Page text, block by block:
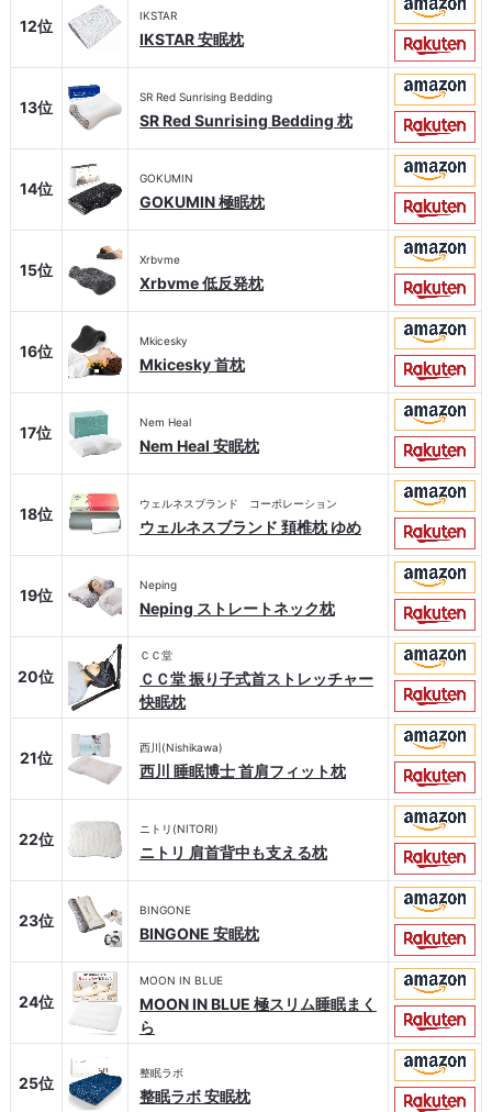
12位
IKSTAR
IKSTAR 安眠枕
13位
SR Red Sunrising Bedding
SR Red Sunrising Bedding 枕
14位
GOKUMIN
GOKUMIN 極眠枕
15位
Xrbvme
Xrbvme 低反発枕
16位
Mkicesky
Mkicesky 首枕
17位
Nem Heal
Nem Heal 安眠枕
18位
ウェルネスブランド コーポレーション
ウェルネスブランド 頚椎枕 ゆめ
19位
Neping
Neping ストレートネック枕
20位
ＣＣ堂
ＣＣ堂 振り子式首ストレッチャー
快眠枕
21位
西川(Nishikawa)
西川 睡眠博士 首肩フィット枕
22位
ニトリ(NITORI)
ニトリ 肩首背中も支える枕
23位
BINGONE
BINGONE 安眠枕
24位
MOON IN BLUE
MOON IN BLUE 極スリム睡眠まく
ら
25位
整眠ラボ
整眠ラボ 安眠枕